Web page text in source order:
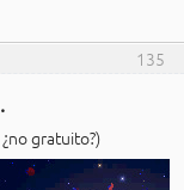
135
gratuito?)